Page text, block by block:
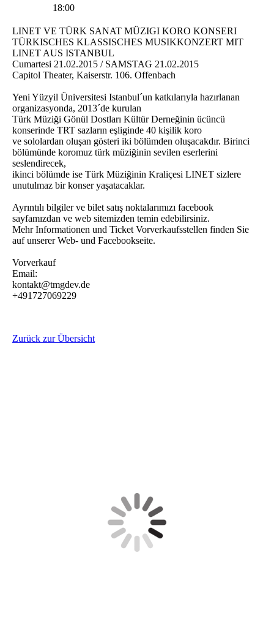
18:00
LINET VE TÜRK SANAT MÜZIGI KORO KONSERI
TÜRKISCHES KLASSISCHES MUSIKKONZERT MIT
LINET AUS ISTANBUL
Cumartesi 21.02.2015 / SAMSTAG 21.02.2015
Capitol Theater, Kaiserstr. 106. Offenbach
Yeni Yüzyil Üniversitesi Istanbul´un katkılarıyla hazırlanan
organizasyonda, 2013´de kurulan
Türk Müziği Gönül Dostları Kültür Derneğinin ücüncü
konserinde TRT sazların eşliginde 40 kişilik koro
ve sololardan oluşan gösteri iki bölümden oluşacakdır. Birinci
bölümünde koromuz türk müziğinin sevilen eserlerini
seslendirecek,
ikinci bölümde ise Türk Müziğinin Kraliçesi LINET sizlere
unutulmaz bir konser yaşatacaklar.
Ayrıntılı bilgiler ve bilet satış noktalarımızı facebook
sayfamızdan ve web sitemizden temin edebilirsiniz.
Mehr Informationen und Ticket Vorverkaufsstellen finden Sie
auf unserer Web- und Facebookseite.
Vorverkauf
Email:
kontakt@tmgdev.de
+491727069229
Zurück zur Übersicht